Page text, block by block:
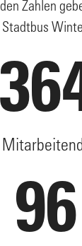
Zahlen
Stadtbus
96